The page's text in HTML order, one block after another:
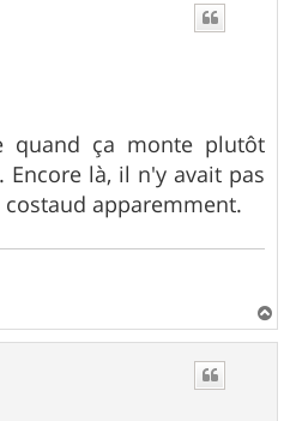
quand ça monte plutôt
Encore là, il n'y avait pas
apparemment.
a